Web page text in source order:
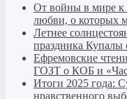
От войны в мире к
любви, о которых
Летнее
праздника
Ефремовские
ГОЗТ о КОБ и
Итоги 2025 года:
нравственного